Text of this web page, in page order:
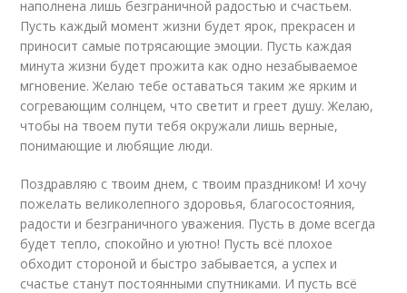
наполнена лишь безграничной радостью и счастьем.
Пусть каждый момент жизни будет ярок, прекрасен и
приносит самые потрясающие эмоции. Пусть каждая
минута жизни будет прожита как одно незабываемое
мгновение. Желаю тебе оставаться таким же ярким и
согревающим солнцем, что светит и греет душу. Желаю,
чтобы на твоем пути тебя окружали лишь верные,
понимающие и любящие люди.
Поздравляю с твоим днем, с твоим праздником! И хочу
пожелать великолепного здоровья, благосостояния,
радости и безграничного уважения. Пусть в доме всегда
будет тепло, спокойно и уютно! Пусть всё плохое
обходит стороной и быстро забывается, а успех и
счастье станут постоянными спутниками. И пусть всё